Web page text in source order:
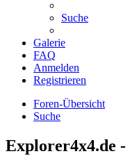
Suche
Galerie
FAQ
Anmelden
Registrieren
Foren-Übersicht
Suche
Explorer4x4.de -